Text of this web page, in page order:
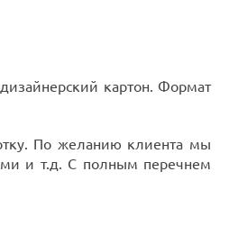
картон. Формат
По желанию клиента мы
и т.д. С полным перечнем